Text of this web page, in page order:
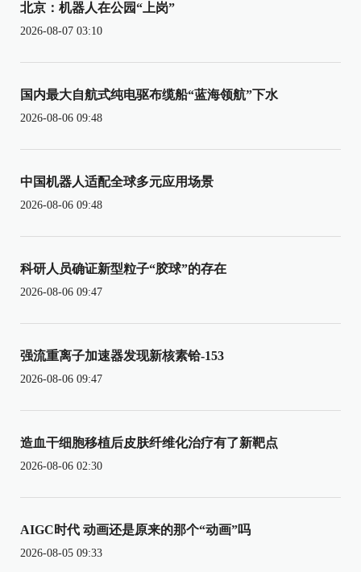
北京：机器人在公园“上岗”
2026-08-07 03:10
国内最大自航式纯电驱布缆船“蓝海领航”下水
2026-08-06 09:48
中国机器人适配全球多元应用场景
2026-08-06 09:48
科研人员确证新型粒子“胶球”的存在
2026-08-06 09:47
强流重离子加速器发现新核素铪-153
2026-08-06 09:47
造血干细胞移植后皮肤纤维化治疗有了新靶点
2026-08-06 02:30
AIGC时代 动画还是原来的那个“动画”吗
2026-08-05 09:33